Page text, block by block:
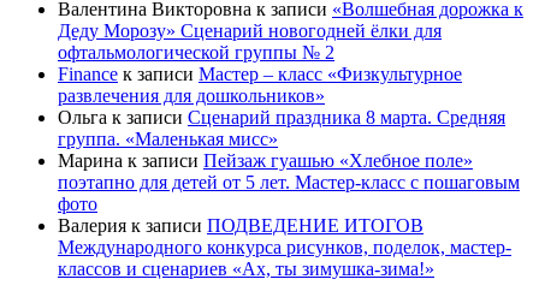
Валентина Викторовна к записи «Волшебная дорожка к
Деду Морозу» Сценарий новогодней ёлки для
офтальмологической группы № 2
Finance к записи Мастер – класс «Физкультурное
развлечения для дошкольников»
Ольга к записи Сценарий праздника 8 марта. Средняя
группа. «Маленькая мисс»
Марина к записи Пейзаж гуашью «Хлебное поле»
поэтапно для детей от 5 лет. Мастер-класс с пошаговым
фото
Валерия к записи ПОДВЕДЕНИЕ ИТОГОВ
Международного конкурса рисунков, поделок, мастер-
классов и сценариев «Ах, ты зимушка-зима!»